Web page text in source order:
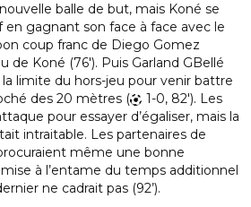
balle de but, mais Koné se
gagnant son face à face avec le
coup franc de Diego Gomez
de Koné (76′). Puis Garland GBellé
limite du hors-jeu pour venir battre
des 20 mètres (
1-0, 82′). Les
pour essayer d’égaliser, mais la
intraitable. Les partenaires de
même une bonne
à l’entame du temps additionnel
ne cadrait pas (92’).